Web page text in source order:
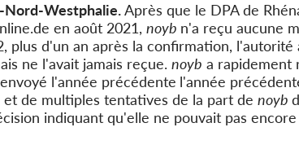
Nord-Westphalie.Après que le DPA de
en août 2021, noyb n'a reçu aucune
plus d'un an après la confirmation, l'autorité
ne l'avait jamais reçue. noyb a rapidement
l'année précédente l'année
de multiples tentatives de la part de noyb
indiquant qu'elle ne pouvait pas